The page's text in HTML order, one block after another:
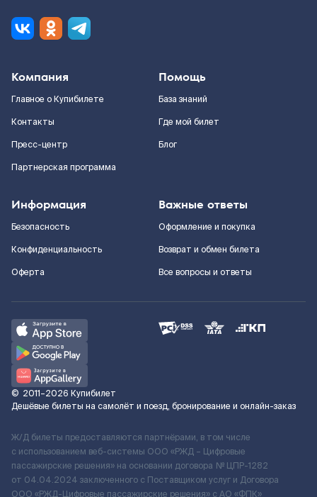
Компания
Главное о Купибилете
Контакты
Пресс-центр
Партнерская программа
Помощь
База знаний
Где мой билет
Блог
Информация
Безопасность
Конфиденциальность
Оферта
Важные ответы
Оформление и покупка
Возврат и обмен билета
Все вопросы и ответы
© 2011–2026 Купибилет
Дешёвые билеты на самолёт и поезд, бронирование и онлайн-заказ
Ж/Д билеты предоставляются партнёрами, в том числе
с использованием веб-системы ООО «РЖД – Цифровые
пассажирские решения» на основании договора № ЦПР-1282
от 04.04.2024 заключенного с Поставщиком услуг и Договора
ООО «РЖД-Цифровые пассажирские решения» c АО «ФПК»